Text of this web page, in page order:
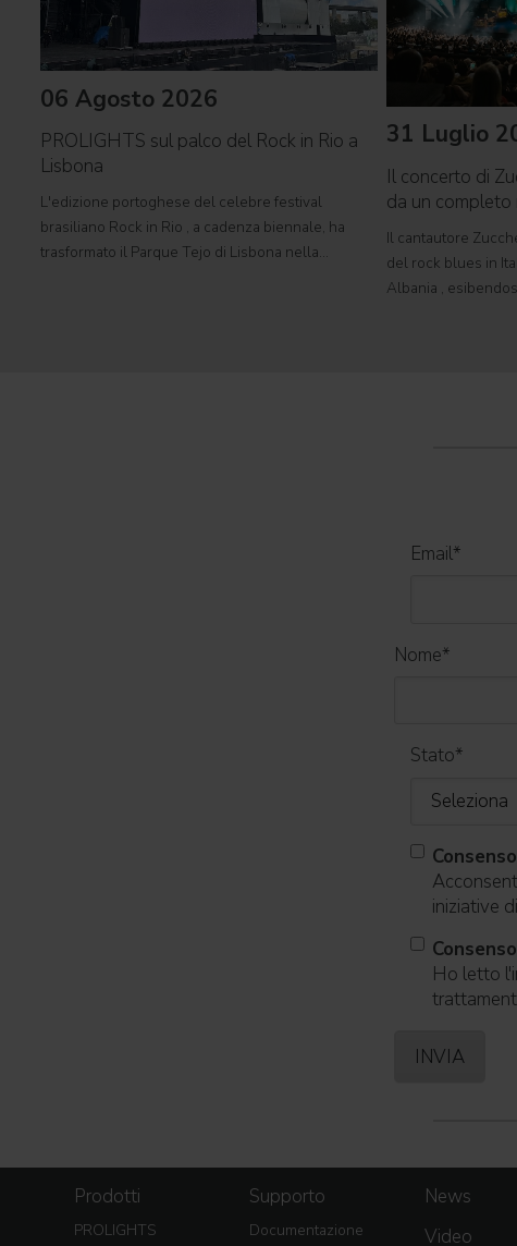
06 Agosto 2026
PROLIGHTS sul palco del Rock in Rio a
Lisbona
L'edizione portoghese del celebre festival
brasiliano Rock in Rio , a cadenza biennale, ha
trasformato il Parque Tejo di Lisbona nella
31 Luglio
Il concerto di
da un
Il cantautore
del rock blues in
Albania ,
World Tour 2026
Email*
Nome*
Stato*
iniziative
Ho letto
Prodotti
PROLIGHTS
Supporto
Documentazione
News
Video